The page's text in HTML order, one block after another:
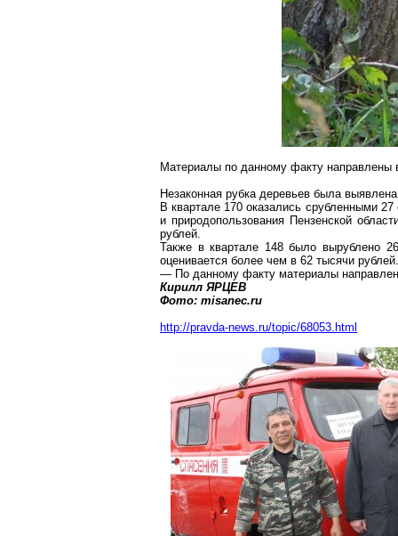
Материалы по данному факту направлены
Незаконная рубка деревьев была
В квартале 170 оказались срубленными
и природопользования Пензенской
рублей.
Также в квартале 148 было вырублено
оценивается более чем в 62 тысячи рублей.
— По данному факту материалы
Кирилл ЯРЦЕВ
Фото: misanec.ru
http://pravda-news.ru/topic/68053.html